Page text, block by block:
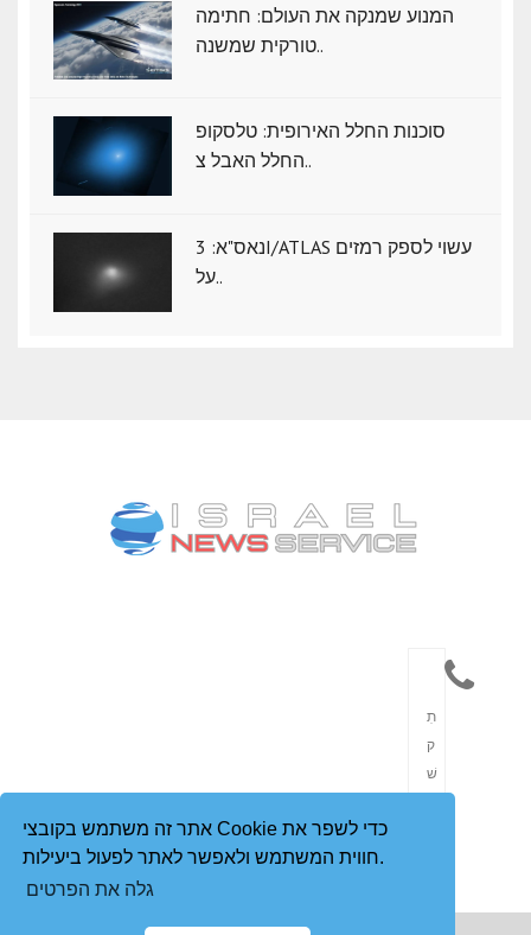
אתר זה משתמש בקובצי Cookie כדי לשפר את
חווית המשתמש ולאפשר לאתר לפעול ביעילות.
גלה את הפרטים
המנוע שמנקה את העולם: חתימה
טורקית שמשנה..
סוכנות החלל האירופית: טלסקופ
החלל האבל צ..
נאס"א: ‏3I/ATLAS עשוי לספק רמזים
על..
תִ
ק
שׁ